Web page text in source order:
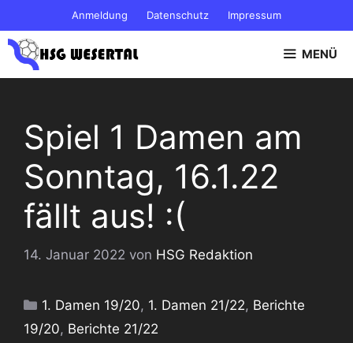
Inhalt
springen
Anmeldung Datenschutz Impressum
MENÜ
Spiel 1 Damen am
Sonntag, 16.1.22
fällt aus! :(
14. Januar 2022 von HSG Redaktion
Kategorien
1. Damen 19/20, 1. Damen 21/22, Berichte
19/20, Berichte 21/22